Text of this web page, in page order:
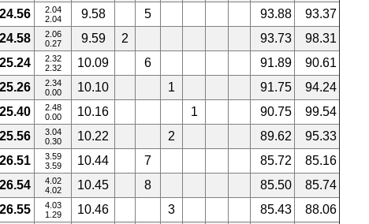
24.56
2.04
2.04
9.58 5 93.88
93.37
24.58
2.06
0.27
9.59 2 93.73
98.31
25.24
2.32
2.32
10.09 6 91.89
90.61
25.26
2.34
0.00
10.10 1 91.75
94.24
25.40
2.48
0.00
10.16 1 90.75
99.54
25.56
3.04
0.30
10.22 2 89.62
95.33
26.51
3.59
3.59
10.44 7 85.72
85.16
26.54
4.02
4.02
10.45 8 85.50
85.74
26.55
4.03
1.29
10.46 3 85.43
88.06